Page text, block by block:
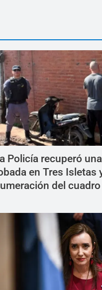
Policía recuperó
en Tres Isletas
del